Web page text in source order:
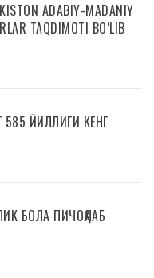
ADABIY-MADANIY
TAQDIMOTI BO‘LIB
ЙИЛЛИГИ КЕНГ
БОЛА ПИЧОҚЛАБ